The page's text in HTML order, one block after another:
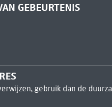
GEBEURTENIS
gebruik dan de